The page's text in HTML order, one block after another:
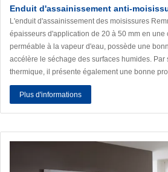
Enduit d'assainissement anti-
L'enduit d'assainissement des moisissures
épaisseurs d'application de 20 à 50 mm en une
perméable à la vapeur d'eau, possède une
accélère le séchage des surfaces humides. Par
thermique, il présente également une bonne
Plus d'informations